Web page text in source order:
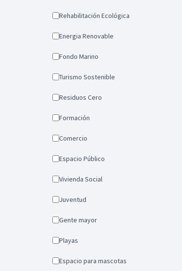
Rehabilitación Ecológica
Energia Renovable
Fondo Marino
Turismo Sostenible
Residuos Cero
Formación
Comercio
Espacio Público
Vivienda Social
Juventud
Gente mayor
Playas
Espacio para mascotas